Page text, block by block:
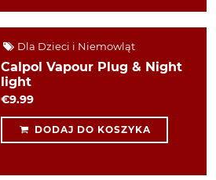
Dla Dzieci i Niemowląt
Calpol Vapour Plug & Night
light
€9.99
DODAJ DO KOSZYKA